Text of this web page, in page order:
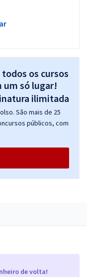
de volta!
os cursos
um só lugar!
São mais de 25
públicos, com